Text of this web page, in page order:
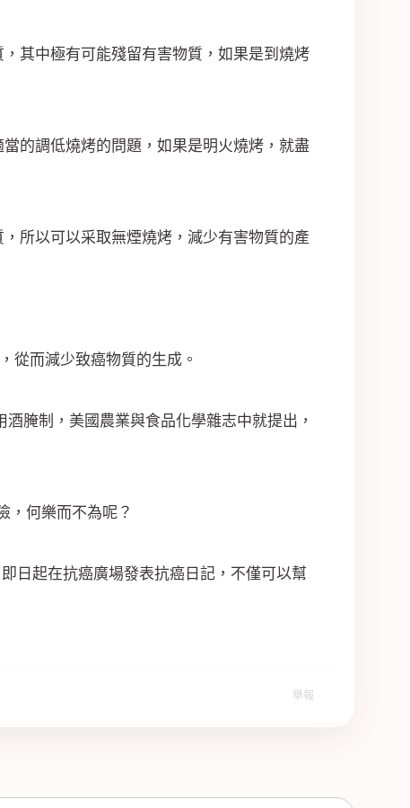
其中極有可能殘留有害物質，如果是到燒烤
的調低燒烤的問題，如果是明火燒烤，就盡
所以可以采取無煙燒烤，減少有害物質的產
從而減少致癌物質的生成。
腌制，美國農業與食品化學雜志中就提出，
，何樂而不為呢？
日起在抗癌廣場發表抗癌日記，不僅可以幫
舉報